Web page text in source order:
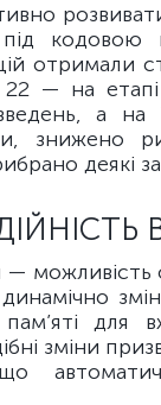
кодовою
отримали
22 — на
а на
знижено
деякі
можливість
для
зміни